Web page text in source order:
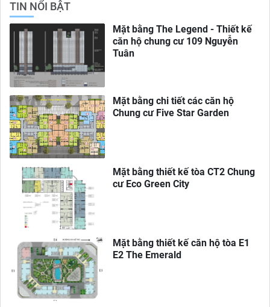
TIN NỔI BẬT
Mặt bằng The Legend - Thiết kế
căn hộ chung cư 109 Nguyễn
Tuân
Mặt bằng chi tiết các căn hộ
Chung cư Five Star Garden
Mặt bằng thiết kế tòa CT2 Chung
cư Eco Green City
Mặt bằng thiết kế căn hộ tòa E1
E2 The Emerald